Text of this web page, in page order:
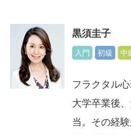
黒須圭子
入門 初級 中
フラクタル
大学卒業後
当。その経